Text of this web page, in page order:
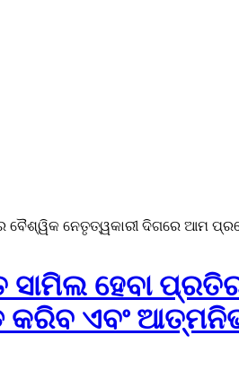
ନେତୃତ୍ୱକାରୀ ଦିଗରେ ଆମ
ହେବା
ଏବଂ